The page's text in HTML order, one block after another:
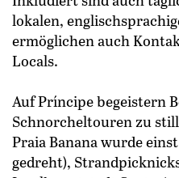
lokalen,
ermöglichen auch
Locals.
Auf Príncipe begeistern
Schnorcheltouren zu
Praia Banana wurde
gedreht),